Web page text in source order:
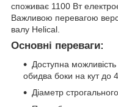
споживає 1100 Вт
Важливою перевагою
валу Helical.
Основні переваги:
Доступна
обидва боки на кут до
Діаметр